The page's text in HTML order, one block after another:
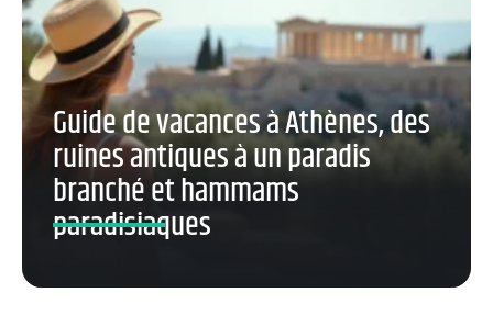
Guide de vacances à Athènes, des
ruines antiques à un paradis
branché et hammams
paradisiaques